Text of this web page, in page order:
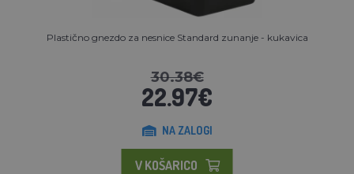
Plastično gnezdo za nesnice Standard zunanje - kukavica
30.38€
22.97€
NA ZALOGI
V KOŠARICO